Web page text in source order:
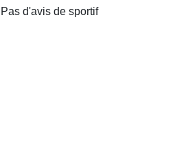
Pas d'avis de sportif